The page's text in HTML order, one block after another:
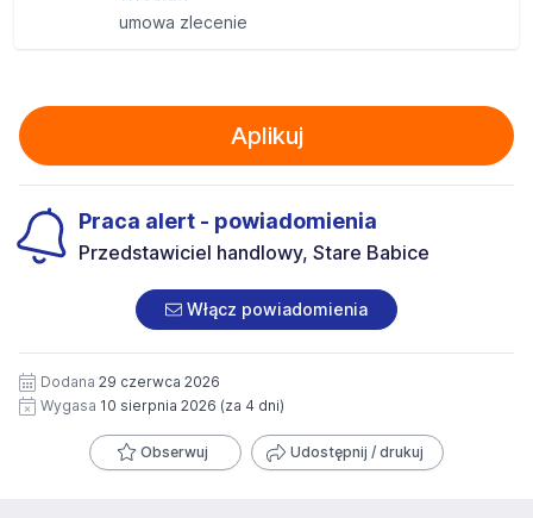
umowa zlecenie
Aplikuj
Praca alert - powiadomienia
Przedstawiciel handlowy, Stare Babice
Włącz powiadomienia
Dodana 29 czerwca 2026
Wygasa 10 sierpnia 2026 (za 4 dni)
Obserwuj Udostępnij / drukuj